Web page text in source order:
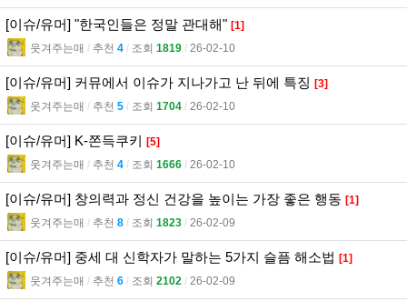
[이슈/유머] "한국인들은 정말 관대해" [1]
웃겨주는매 l 추천 4 l 조회 1819 l 26-02-10
[이슈/유머] 커뮤에서 이슈가 지나가고 난 뒤에 특징 [3]
웃겨주는매 l 추천 5 l 조회 1704 l 26-02-10
[이슈/유머] K-쫀득쿠키 [5]
웃겨주는매 l 추천 4 l 조회 1666 l 26-02-10
[이슈/유머] 창의력과 정신 건강을 높이는 가장 좋은 행동 [1]
웃겨주는매 l 추천 8 l 조회 1823 l 26-02-09
[이슈/유머] 중세 대 신학자가 말하는 5가지 슬픔 해소법 [1]
웃겨주는매 l 추천 6 l 조회 2102 l 26-02-09